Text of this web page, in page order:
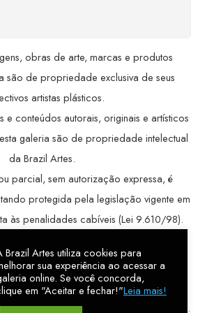
obras de arte, marcas e produtos
são de propriedade exclusiva de seus
artistas plásticos.
e conteúdos autorais, originais e artísticos
galeria são de propriedade intelectual
da Brazil Artes.
parcial, sem autorização expressa, é
protegida pela legislação vigente em
às penalidades cabíveis (Lei 9.610/98).
79 9998-1221/ E-mail:
/ Instagram:@brazilartes
Online.9 anosde história (2017 – 2026).
Brazil Artes utiliza cookies para
sua experiência ao acessar a
online. Se você concorda,
em "Aceitar e fechar!"Leia mais!